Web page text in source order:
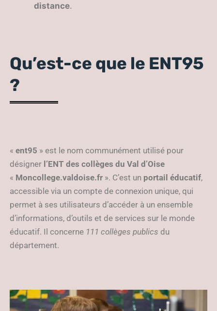
distance.
Qu’est-ce que le ENT95
?
« ent95 » est le nom communément utilisé pour
désigner l’ENT des collèges du Val d’Oise
« Moncollege.valdoise.fr ». C’est un portail éducatif,
accessible via un compte de connexion unique, qui
permet à ses utilisateurs d’accéder à un ensemble
d’informations, d’outils et de services sur le monde
éducatif. Il concerne 111 collèges publics du
département.